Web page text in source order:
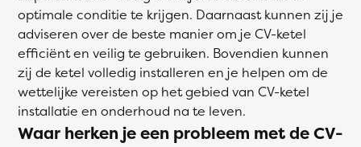
optimale conditie te krijgen. Daarnaast kunnen zij je
adviseren over de beste manier om je CV-ketel
efficiënt en veilig te gebruiken. Bovendien kunnen
zij de ketel volledig installeren en je helpen om de
wettelijke vereisten op het gebied van CV-ketel
installatie en onderhoud na te leven.
Waar herken je een probleem met de CV-